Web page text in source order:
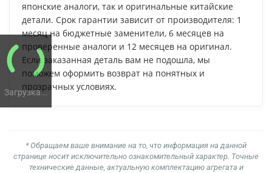
Загрузка...
японские аналоги, так и оригинальные китайские
детали. Срок гарантии зависит от производителя: 1
месяц на бюджетные заменители, 6 месяцев на
проверенные аналоги и 12 месяцев на оригинал.
Если заказанная деталь вам не подошла, мы
поможем оформить возврат на понятных и
прозрачных условиях.
* Обращаем ваше внимание на то, что информация на данной
странице носит исключительно ознакомительный характер. Точные
технические данные, актуальную комплектацию агрегата и